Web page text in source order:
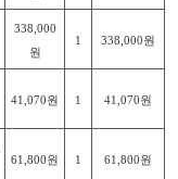
338,000
원
1 338,000원
41,070원 1 41,070원
61,800원 1 61,800원